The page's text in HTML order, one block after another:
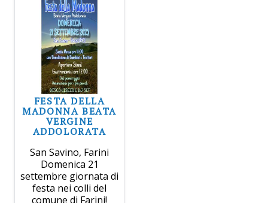
FESTA DELLA
MADONNA BEATA
VERGINE
ADDOLORATA
San Savino, Farini
Domenica 21
settembre giornata di
festa nei colli del
comune di Farini!